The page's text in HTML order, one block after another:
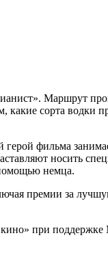
Маршрут
какие сорта водки
фильма
носить
немца.
премии за
при поддержке